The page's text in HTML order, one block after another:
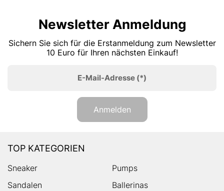
Newsletter Anmeldung
Sichern Sie sich für die Erstanmeldung zum Newsletter
10 Euro für Ihren nächsten Einkauf!
E-Mail-Adresse (*)
Anmelden
TOP KATEGORIEN
Sneaker
Pumps
Sandalen
Ballerinas